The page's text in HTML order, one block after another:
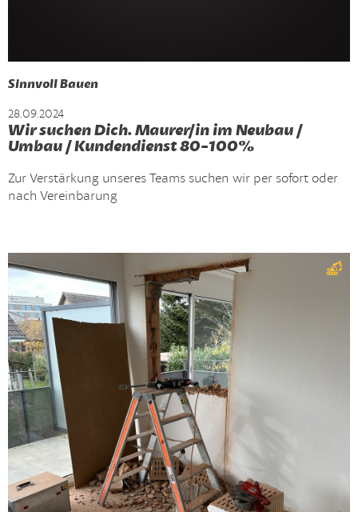
Sinnvoll Bauen
28.09.2024
Wir suchen Dich. Maurer/in im Neubau /
Umbau / Kundendienst 80-100%
Zur Verstärkung unseres Teams suchen wir per sofort oder
nach Vereinbarung